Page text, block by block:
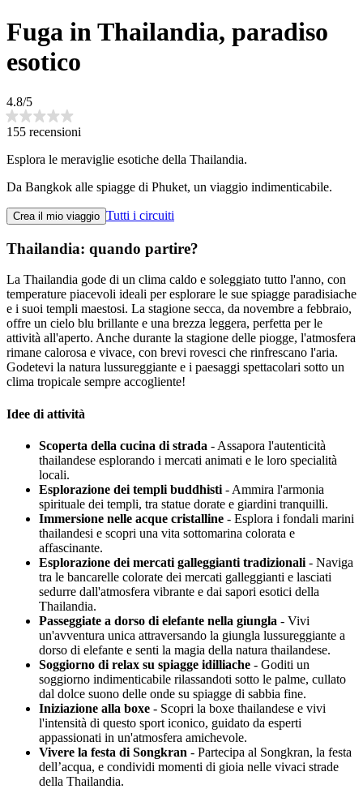
Fuga in Thailandia, paradiso
esotico
4.8/5
155 recensioni
Esplora le meraviglie esotiche della Thailandia.
Da Bangkok alle spiagge di Phuket, un viaggio indimenticabile.
Crea il mio viaggio Tutti i circuiti
Thailandia: quando partire?
La Thailandia gode di un clima caldo e soleggiato tutto l'anno, con
temperature piacevoli ideali per esplorare le sue spiagge paradisiache
e i suoi templi maestosi. La stagione secca, da novembre a febbraio,
offre un cielo blu brillante e una brezza leggera, perfetta per le
attività all'aperto. Anche durante la stagione delle piogge, l'atmosfera
rimane calorosa e vivace, con brevi rovesci che rinfrescano l'aria.
Godetevi la natura lussureggiante e i paesaggi spettacolari sotto un
clima tropicale sempre accogliente!
Idee di attività
Scoperta della cucina di strada - Assapora l'autenticità
thailandese esplorando i mercati animati e le loro specialità
locali.
Esplorazione dei templi buddhisti - Ammira l'armonia
spirituale dei templi, tra statue dorate e giardini tranquilli.
Immersione nelle acque cristalline - Esplora i fondali marini
thailandesi e scopri una vita sottomarina colorata e
affascinante.
Esplorazione dei mercati galleggianti tradizionali - Naviga
tra le bancarelle colorate dei mercati galleggianti e lasciati
sedurre dall'atmosfera vibrante e dai sapori esotici della
Thailandia.
Passeggiate a dorso di elefante nella giungla - Vivi
un'avventura unica attraversando la giungla lussureggiante a
dorso di elefante e senti la magia della natura thailandese.
Soggiorno di relax su spiagge idilliache - Goditi un
soggiorno indimenticabile rilassandoti sotto le palme, cullato
dal dolce suono delle onde su spiagge di sabbia fine.
Iniziazione alla boxe - Scopri la boxe thailandese e vivi
l'intensità di questo sport iconico, guidato da esperti
appassionati in un'atmosfera amichevole.
Vivere la festa di Songkran - Partecipa al Songkran, la festa
dell’acqua, e condividi momenti di gioia nelle vivaci strade
della Thailandia.